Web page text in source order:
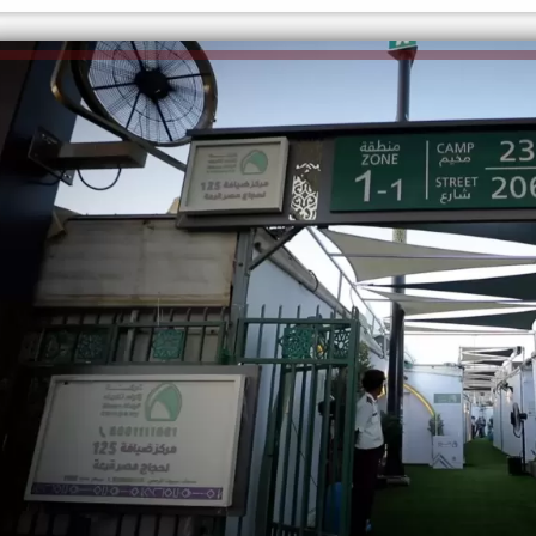
إلهام شرشر تكتب: دي مبقتش كورة..
دي سياسة
الكاتبة إلهام شرشر تهنئ الرئيس
السيسي بعيد ميلاده وتُشيد بجهوده
في بناء الدولة